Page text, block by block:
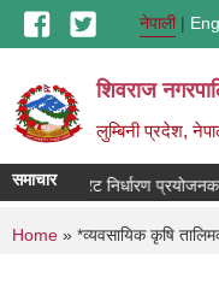
Skip to main contentनेपाली
शिवराज
लुम्बिनी प्रदेश,
समाचार
। दर रेट निर्धारण
You are here
Home » *व्यवसायिक कृषि